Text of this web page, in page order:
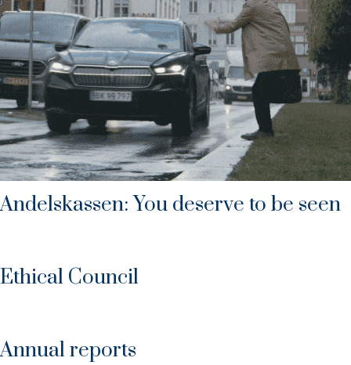
Andelskassen: You deserve to be seen
Ethical Council
Annual reports